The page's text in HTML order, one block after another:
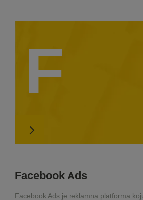
F
Facebook Ads
Facebook Ads je reklamna platforma